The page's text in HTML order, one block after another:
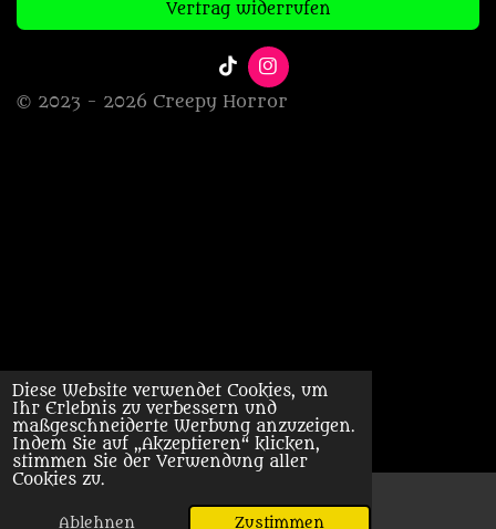
Diese Website verwendet Cookies, um
Ihr Erlebnis zu verbessern und
maßgeschneiderte Werbung anzuzeigen.
Indem Sie auf „Akzeptieren“ klicken,
stimmen Sie der Verwendung aller
Cookies zu.
Ablehnen Zustimmen
Vertrag widerrufen
T
i
k
I
n
s
© 2023 - 2026 Creepy Horror